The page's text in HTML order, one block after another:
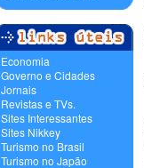
Economia
Governo e Cidades
Jornais
Revistas e TVs.
Sites Interessantes
Sites Nikkey
Turismo no Brasil
Turismo no Japão